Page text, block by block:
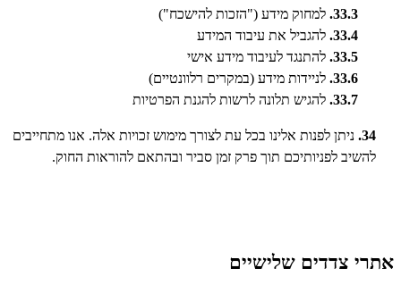
33.3. למחוק מידע ("הזכות להישכח")
33.4. להגביל את עיבוד המידע
33.5. להתנגד לעיבוד מידע אישי
33.6. לניידות מידע (במקרים רלוונטיים)
33.7. להגיש תלונה לרשות להגנת הפרטיות
34. ניתן לפנות אלינו בכל עת לצורך מימוש זכויות אלה. אנו מתחייבים
להשיב לפניותיכם תוך פרק זמן סביר ובהתאם להוראות החוק.
אתרי צדדים שלישיים